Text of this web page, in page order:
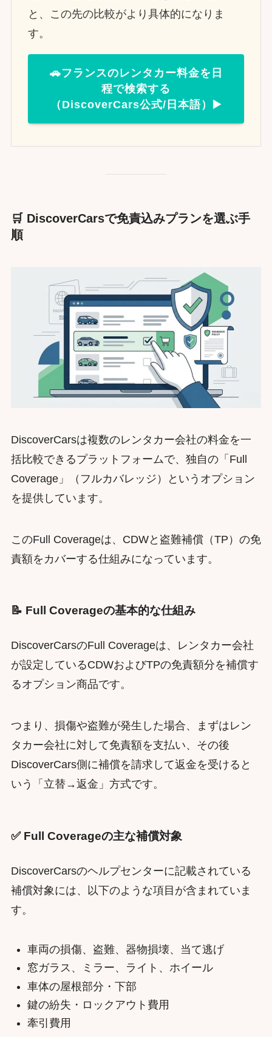
と、この先の比較がより具体的になりま
す。
🚗フランスのレンタカー料金を日
程で検索する
（DiscoverCars公式/日本語）▶️
🛒 DiscoverCarsで免責込みプランを選ぶ手
順
DiscoverCarsは複数のレンタカー会社の料金を一
括比較できるプラットフォームで、独自の「Full
Coverage」（フルカバレッジ）というオプション
を提供しています。
このFull Coverageは、CDWと盗難補償（TP）の免
責額をカバーする仕組みになっています。
📝 Full Coverageの基本的な仕組み
DiscoverCarsのFull Coverageは、レンタカー会社
が設定しているCDWおよびTPの免責額分を補償す
るオプション商品です。
つまり、損傷や盗難が発生した場合、まずはレン
タカー会社に対して免責額を支払い、その後
DiscoverCars側に補償を請求して返金を受けると
いう「立替→返金」方式です。
✅ Full Coverageの主な補償対象
DiscoverCarsのヘルプセンターに記載されている
補償対象には、以下のような項目が含まれていま
す。
車両の損傷、盗難、器物損壊、当て逃げ
窓ガラス、ミラー、ライト、ホイール
車体の屋根部分・下部
鍵の紛失・ロックアウト費用
牽引費用